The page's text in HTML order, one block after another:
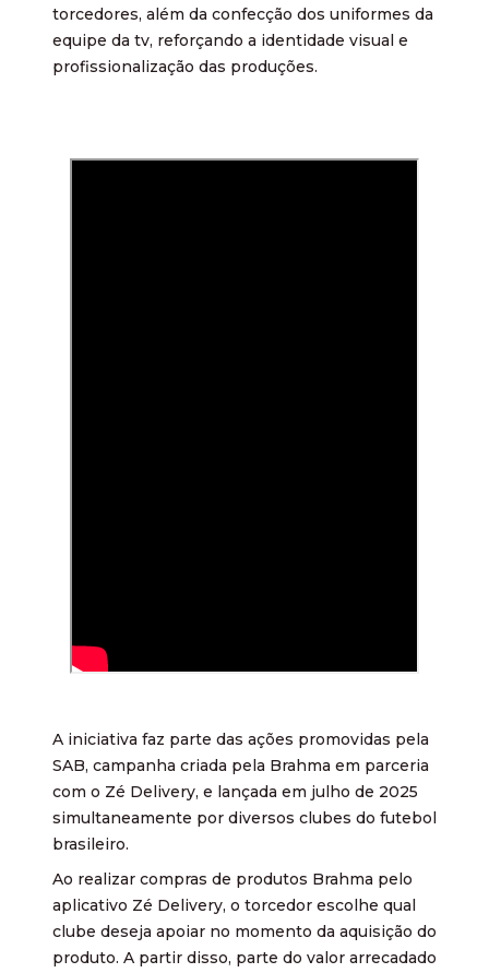
torcedores, além da confecção dos uniformes da
equipe da tv, reforçando a identidade visual e
profissionalização das produções.
A iniciativa faz parte das ações promovidas pela
SAB, campanha criada pela Brahma em parceria
com o Zé Delivery, e lançada em julho de 2025
simultaneamente por diversos clubes do futebol
brasileiro.
Ao realizar compras de produtos Brahma pelo
aplicativo Zé Delivery, o torcedor escolhe qual
clube deseja apoiar no momento da aquisição do
produto. A partir disso, parte do valor arrecadado